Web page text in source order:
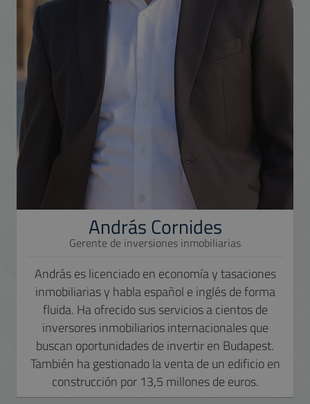
András Cornides
Gerente de inversiones inmobiliarias
András es licenciado en economía y tasaciones
inmobiliarias y habla español e inglés de forma
fluida. Ha ofrecido sus servicios a cientos de
inversores inmobiliarios internacionales que
buscan oportunidades de invertir en Budapest.
También ha gestionado la venta de un edificio en
construcción por 13,5 millones de euros.